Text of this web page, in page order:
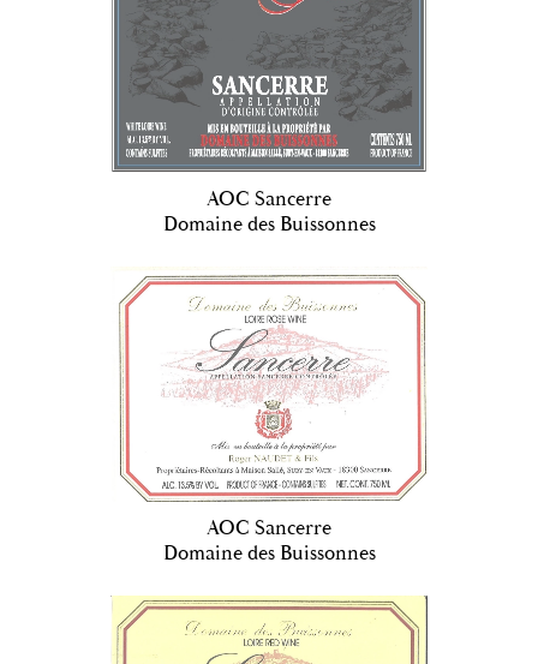
AOC Sancerre
Domaine des Buissonnes
AOC Sancerre
Domaine des Buissonnes